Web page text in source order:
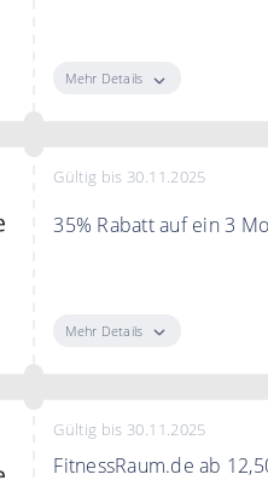
Mehr Details
Gültig bis 30.11.2025
35% Rabatt auf ein 3
Mehr Details
Gültig bis 30.11.2025
FitnessRaum.de ab